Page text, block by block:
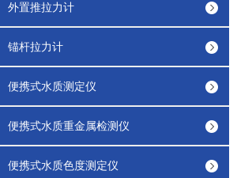
外置推拉力计
锚杆拉力计
便携式水质测定仪
便携式水质重金属检测仪
便携式水质色度测定仪